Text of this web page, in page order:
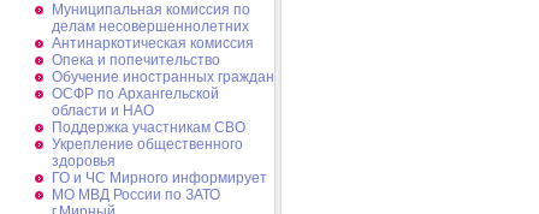
Муниципальная комиссия по
делам несовершеннолетних
Антинаркотическая комиссия
Опека и попечительство
Обучение иностранных граждан
ОСФР по Архангельской
области и НАО
Поддержка участникам СВО
Укрепление общественного
здоровья
ГО и ЧС Мирного информирует
МО МВД России по ЗАТО